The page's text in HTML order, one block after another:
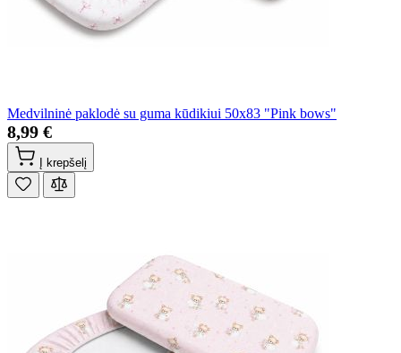
Medvilninė paklodė su guma kūdikiui 50x83 "Pink bows"
8,99 €
Į krepšelį